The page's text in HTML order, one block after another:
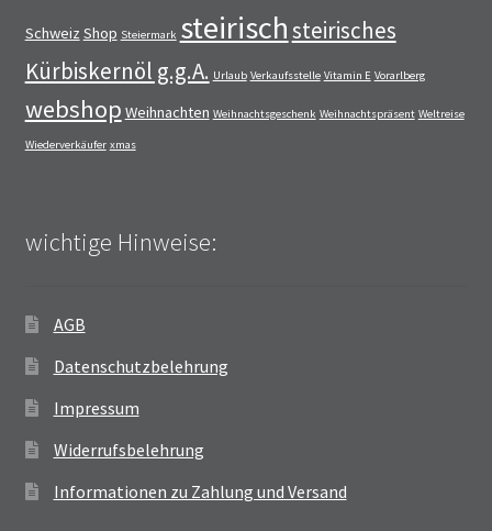
Schweiz Shop Steiermark steirischsteirisches
Kürbiskernöl g.g.A. Urlaub Verkaufsstelle Vitamin E Vorarlberg
webshop Weihnachten Weihnachtsgeschenk Weihnachtspräsent Weltreise
Wiederverkäufer xmas
wichtige Hinweise:
AGB
Datenschutzbelehrung
Impressum
Widerrufsbelehrung
Informationen zu Zahlung und Versand